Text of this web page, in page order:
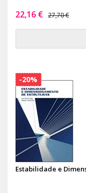
22,16 € 27,70 €
Estabilidade e
-20%